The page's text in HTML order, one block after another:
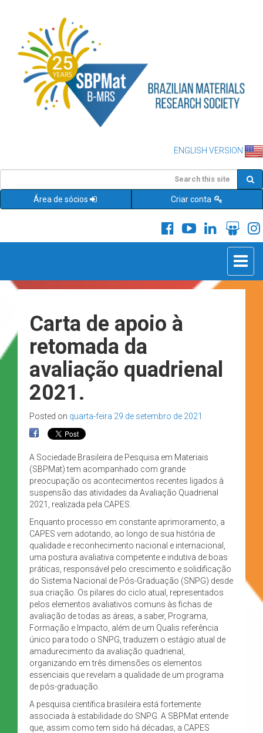
ENGLISH VERSION
Área de sócios Criar conta
Toggle
Carta de apoio à
retomada da
avaliação quadrienal
2021.
Posted on quarta-feira 29 de setembro de 2021
A Sociedade Brasileira de Pesquisa em Materiais
(SBPMat) tem acompanhado com grande
preocupação os acontecimentos recentes ligados à
suspensão das atividades da Avaliação Quadrienal
2021, realizada pela CAPES.
Enquanto processo em constante aprimoramento, a
CAPES vem adotando, ao longo de sua história de
qualidade e reconhecimento nacional e internacional,
uma postura avaliativa competente e indutiva de boas
práticas, responsável pelo crescimento e solidificação
do Sistema Nacional de Pós-Graduação (SNPG) desde
sua criação. Os pilares do ciclo atual, representados
pelos elementos avaliativos comuns às fichas de
avaliação de todas as áreas, a saber, Programa,
Formação e Impacto, além de um Qualis referência
único para todo o SNPG, traduzem o estágio atual de
amadurecimento da avaliação quadrienal,
organizando em três dimensões os elementos
essenciais que revelam a qualidade de um programa
de pós-graduação.
A pesquisa científica brasileira está fortemente
associada à estabilidade do SNPG. A SBPMat entende
que, assim como tem sido há décadas, a CAPES